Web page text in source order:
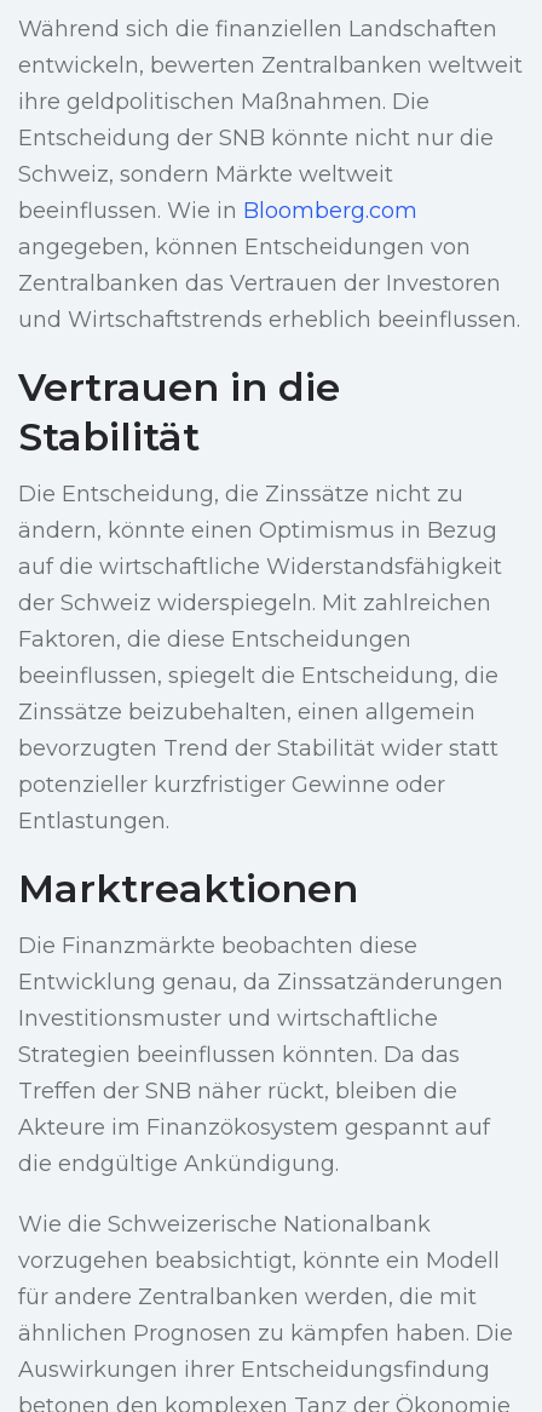
Während sich die finanziellen Landschaften
entwickeln, bewerten Zentralbanken weltweit
ihre geldpolitischen Maßnahmen. Die
Entscheidung der SNB könnte nicht nur die
Schweiz, sondern Märkte weltweit
beeinflussen. Wie in Bloomberg.com
angegeben, können Entscheidungen von
Zentralbanken das Vertrauen der Investoren
und Wirtschaftstrends erheblich beeinflussen.
Vertrauen in die
Stabilität
Die Entscheidung, die Zinssätze nicht zu
ändern, könnte einen Optimismus in Bezug
auf die wirtschaftliche Widerstandsfähigkeit
der Schweiz widerspiegeln. Mit zahlreichen
Faktoren, die diese Entscheidungen
beeinflussen, spiegelt die Entscheidung, die
Zinssätze beizubehalten, einen allgemein
bevorzugten Trend der Stabilität wider statt
potenzieller kurzfristiger Gewinne oder
Entlastungen.
Marktreaktionen
Die Finanzmärkte beobachten diese
Entwicklung genau, da Zinssatzänderungen
Investitionsmuster und wirtschaftliche
Strategien beeinflussen könnten. Da das
Treffen der SNB näher rückt, bleiben die
Akteure im Finanzökosystem gespannt auf
die endgültige Ankündigung.
Wie die Schweizerische Nationalbank
vorzugehen beabsichtigt, könnte ein Modell
für andere Zentralbanken werden, die mit
ähnlichen Prognosen zu kämpfen haben. Die
Auswirkungen ihrer Entscheidungsfindung
betonen den komplexen Tanz der Ökonomie